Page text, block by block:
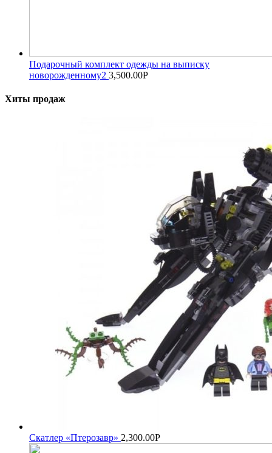
Подарочный комплект одежды на выписку
новорожденному2 3,500.00Р
Хиты продаж
Скатлер «Птерозавр» 2,300.00Р